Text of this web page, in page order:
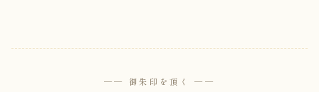
── 御朱印を頂く ──